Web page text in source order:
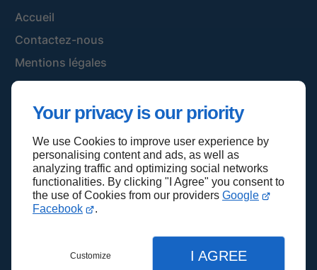
Your privacy is our priority
We use Cookies to improve user experience by
personalising content and ads, as well as
analyzing traffic and optimizing social networks
functionalities. By clicking "I Agree" you consent to
the use of Cookies from our providers Google
Facebook
.
Customize I AGREE
Accueil
Contactez-nous
Mentions légales
Plan du site
Haut de page